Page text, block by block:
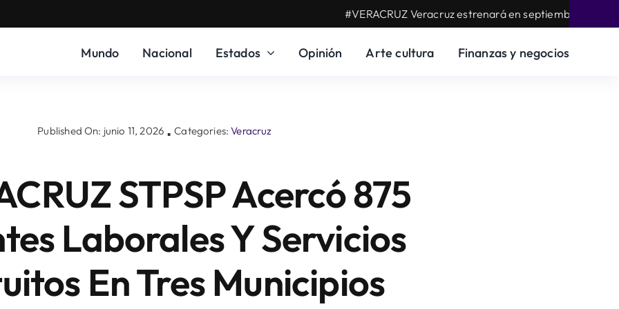
#VERACRUZ Veracruz estrenará en septiembre su Escuela de
Mundo Nacional Estados Opinión Arte cultura Finanzas y negocios
Published On: junio 11, 2026 ▪ Categories:Veracruz
STPSP Acercó 875
Laborales Y Servicios
En Tres Municipios